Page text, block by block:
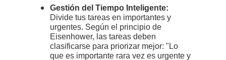
Gestión del Tiempo Inteligente:
Divide tus tareas en importantes y
urgentes. Según el principio de
Eisenhower, las tareas deben
clasificarse para priorizar mejor: "Lo
que es importante rara vez es urgente y